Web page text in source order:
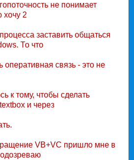
не понимает
хочу 2
заставить общаться
То что
опеpативная связь - это не
к тому, чтобы сделать
и чеpез
VB+VC пpишло мне в